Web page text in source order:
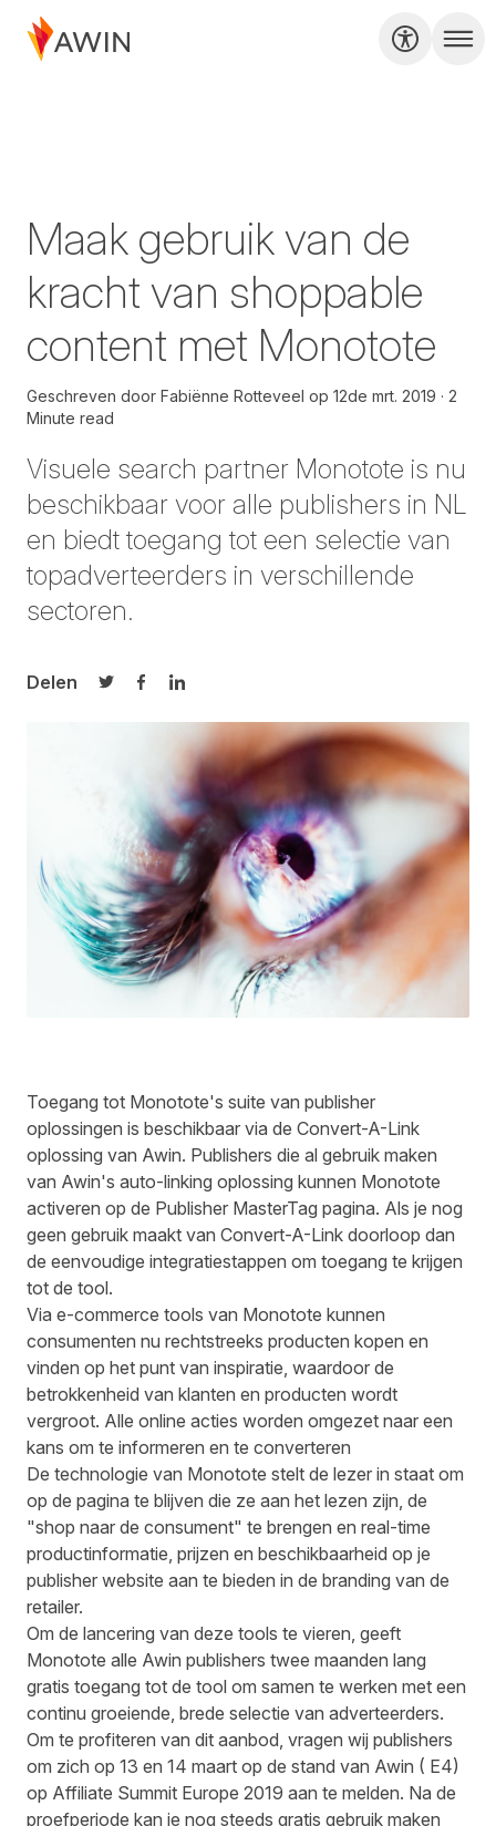
Maak gebruik van de
kracht van shoppable
content met Monotote
Geschreven door Fabiënne Rotteveel op 12de mrt. 2019
2
Minute read
Visuele search partner Monotote is nu
beschikbaar voor alle publishers in NL
en biedt toegang tot een selectie van
topadverteerders in verschillende
sectoren.
Delen
Delen op Twitter
Delen op Facebook
Delen op LinkedIn
Toegang tot Monotote's suite van publisher
oplossingen is beschikbaar via de Convert-A-Link
oplossing van Awin. Publishers die al gebruik maken
van Awin's auto-linking oplossing kunnen Monotote
activeren op de Publisher MasterTag pagina. Als je nog
geen gebruik maakt van Convert-A-Link doorloop dan
de eenvoudige integratiestappen om toegang te krijgen
tot de tool.
Via e-commerce tools van Monotote kunnen
consumenten nu rechtstreeks producten kopen en
vinden op het punt van inspiratie, waardoor de
betrokkenheid van klanten en producten wordt
vergroot. Alle online acties worden omgezet naar een
kans om te informeren en te converteren
De technologie van Monotote stelt de lezer in staat om
op de pagina te blijven die ze aan het lezen zijn, de
"shop naar de consument" te brengen en real-time
productinformatie, prijzen en beschikbaarheid op je
publisher website aan te bieden in de branding van de
retailer.
Om de lancering van deze tools te vieren, geeft
Monotote alle Awin publishers twee maanden lang
gratis toegang tot de tool om samen te werken met een
continu groeiende, brede selectie van adverteerders.
Om te profiteren van dit aanbod, vragen wij publishers
om zich op 13 en 14 maart op de stand van Awin ( E4)
op Affiliate Summit Europe 2019 aan te melden. Na de
proefperiode kan je nog steeds gratis gebruik maken